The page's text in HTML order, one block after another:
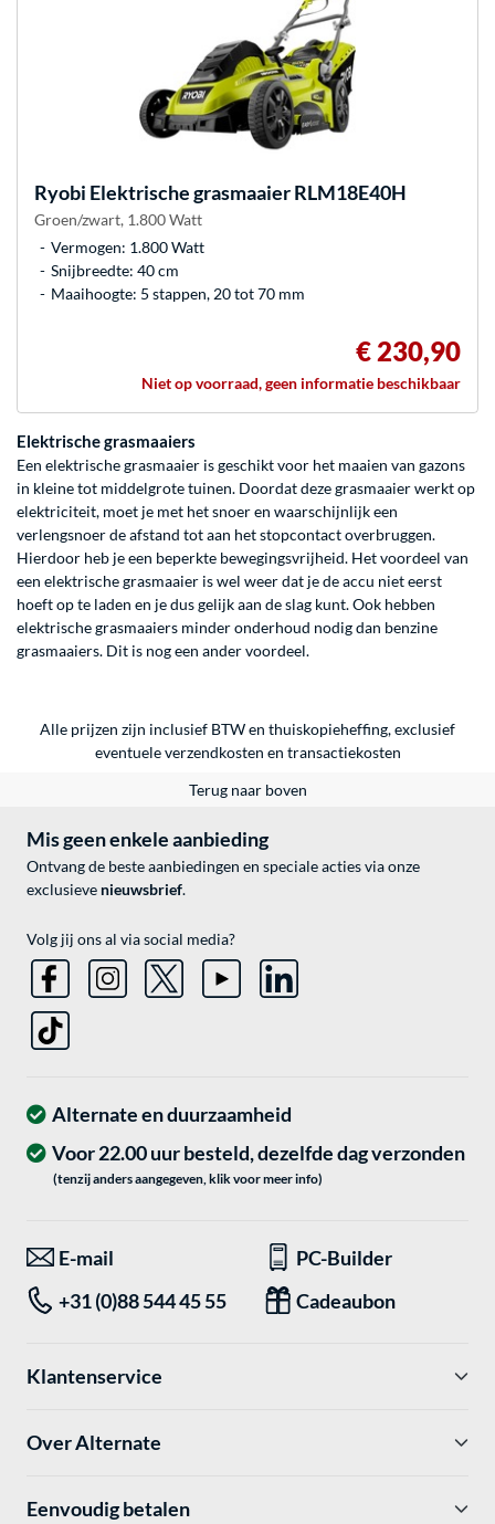
Ryobi Elektrische grasmaaier RLM18E40H
Groen/zwart, 1.800 Watt
Vermogen: 1.800 Watt
Snijbreedte: 40 cm
Maaihoogte: 5 stappen, 20 tot 70 mm
€ 230,90
Niet op voorraad, geen informatie beschikbaar
Elektrische grasmaaiers
Een elektrische grasmaaier is geschikt voor het maaien van gazons
in kleine tot middelgrote tuinen. Doordat deze grasmaaier werkt op
elektriciteit, moet je met het snoer en waarschijnlijk een
verlengsnoer de afstand tot aan het stopcontact overbruggen.
Hierdoor heb je een beperkte bewegingsvrijheid. Het voordeel van
een elektrische grasmaaier is wel weer dat je de accu niet eerst
hoeft op te laden en je dus gelijk aan de slag kunt. Ook hebben
elektrische grasmaaiers minder onderhoud nodig dan benzine
grasmaaiers. Dit is nog een ander voordeel.
Alle prijzen zijn inclusief BTW en thuiskopieheffing, exclusief
eventueleverzendkosten en transactiekosten
Terug naar boven
Mis geen enkele aanbieding
Ontvang de beste aanbiedingen en speciale acties via onze
exclusieve nieuwsbrief.
Volg jij ons al via social media?
Alternate en duurzaamheid
Voor 22.00 uur besteld, dezelfde dag verzonden
(tenzij anders aangegeven, klik voor meer info)
E-mail
PC-Builder
+31 (0)88 544 45 55
Cadeaubon
Klantenservice
Over Alternate
Eenvoudig betalen